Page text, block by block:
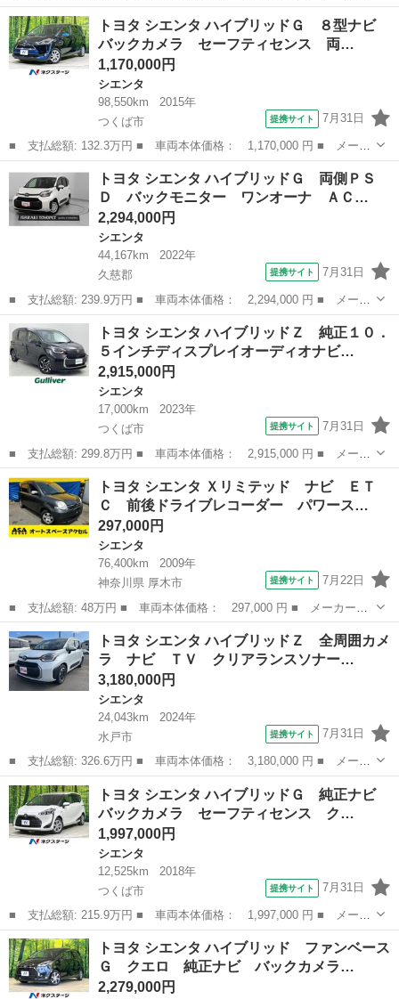
名： トヨタ ■ 車種名： シエンタ ■ グレード名： Ｘリミテッ
ド 走行距離３２６００キロ／電動スライドドア／ナビ／ＤＶＤ再生
／バックカメ...
神奈川 相模原市 シエンタ
トヨタ シエンタ ハイブリッドＧ ８型ナビ
バックカメラ セーフティセンス 両…
1,170,000円
シエンタ
98,550km
2015年
つくば市
提携サイト 7月31日
■ 支払総額: 132.3万円 ■ 車両本体価格： 1,170,000 円 ■ メーカ
ー名： トヨタ ■ 車種名： シエンタ ■ グレード名： ハイブリ
ッドＧ ８型ナビ バックカメラ セーフティセンス 両側電動ド
ア 禁煙車...
茨城 つくば市 シエンタ
トヨタ シエンタ ハイブリッドＧ 両側ＰＳ
Ｄ バックモニター ワンオーナ ＡＣ…
2,294,000円
シエンタ
44,167km
2022年
久慈郡
提携サイト 7月31日
■ 支払総額: 239.9万円 ■ 車両本体価格： 2,294,000 円 ■ メーカ
ー名： トヨタ ■ 車種名： シエンタ ■ グレード名： ハイブリ
ッドＧ 両側ＰＳＤ バックモニター ワンオーナ ＡＣ１００ Ｌ
ＥＤヘッ...
茨城 久慈郡 シエンタ
トヨタ シエンタ ハイブリッドＺ 純正１０．
５インチディスプレイオーディオナビ…
2,915,000円
シエンタ
17,000km
2023年
つくば市
提携サイト 7月31日
■ 支払総額: 299.8万円 ■ 車両本体価格： 2,915,000 円 ■ メーカ
ー名： トヨタ ■ 車種名： シエンタ ■ グレード名： ハイブリ
ッドＺ 純正１０．５インチディスプレイオーディオナビ／ＥＴＣ
２．０／追...
茨城 つくば市 シエンタ
トヨタ シエンタ Ｘリミテッド ナビ ＥＴ
Ｃ 前後ドライブレコーダー パワース…
297,000円
シエンタ
76,400km
2009年
神奈川県 厚木市
提携サイト 7月22日
■ 支払総額: 48万円 ■ 車両本体価格： 297,000 円 ■ メーカー
名： トヨタ ■ 車種名： シエンタ ■ グレード名： Ｘリミテッ
ド ナビ ＥＴＣ 前後ドライブレコーダー パワースライドドア
キーレス ７人乗...
神奈川 厚木市 シエンタ
トヨタ シエンタ ハイブリッドＺ 全周囲カメ
ラ ナビ ＴＶ クリアランスソナー…
3,180,000円
シエンタ
24,043km
2024年
水戸市
提携サイト 7月31日
■ 支払総額: 326.6万円 ■ 車両本体価格： 3,180,000 円 ■ メーカ
ー名： トヨタ ■ 車種名： シエンタ ■ グレード名： ハイブリ
ッドＺ 全周囲カメラ ナビ ＴＶ クリアランスソナー オートク
ルーズコ...
茨城 水戸市 シエンタ
トヨタ シエンタ ハイブリッドＧ 純正ナビ
バックカメラ セーフティセンス ク…
1,997,000円
シエンタ
12,525km
2018年
つくば市
提携サイト 7月31日
■ 支払総額: 215.9万円 ■ 車両本体価格： 1,997,000 円 ■ メーカ
ー名： トヨタ ■ 車種名： シエンタ ■ グレード名： ハイブリ
ッドＧ 純正ナビ バックカメラ セーフティセンス クルコン 両
側電動ド...
茨城 つくば市 シエンタ
トヨタ シエンタ ハイブリッド ファンベース
Ｇ クエロ 純正ナビ バックカメラ…
2,279,000円